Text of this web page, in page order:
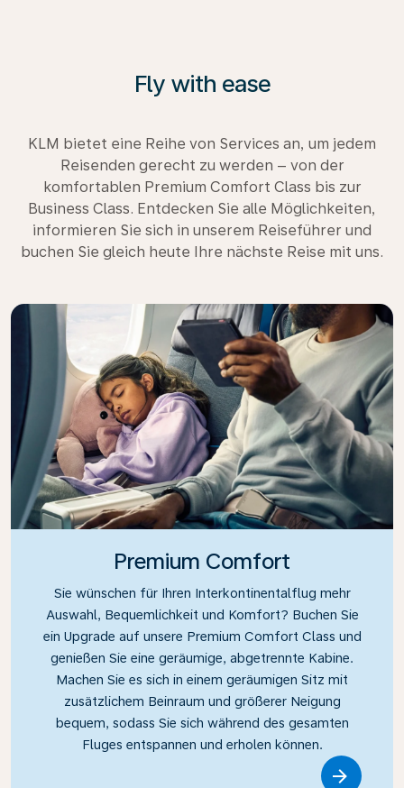
Fly with ease
KLM bietet eine Reihe von Services an, um jedem
Reisenden gerecht zu werden – von der
komfortablen Premium Comfort Class bis zur
Business Class. Entdecken Sie alle Möglichkeiten,
informieren Sie sich in unserem Reiseführer und
buchen Sie gleich heute Ihre nächste Reise mit uns.
Premium Comfort
Sie wünschen für Ihren Interkontinentalflug mehr
Auswahl, Bequemlichkeit und Komfort? Buchen Sie
ein Upgrade auf unsere Premium Comfort Class und
genießen Sie eine geräumige, abgetrennte Kabine.
Machen Sie es sich in einem geräumigen Sitz mit
zusätzlichem Beinraum und größerer Neigung
bequem, sodass Sie sich während des gesamten
Fluges entspannen und erholen können.